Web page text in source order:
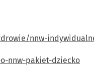
nnw-
nnw-pakiet-dziecko